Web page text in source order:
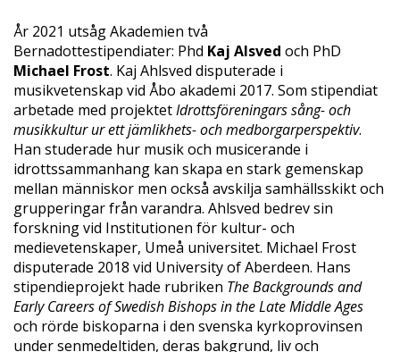
År 2021 utsåg Akademien två
Bernadottestipendiater: Phd Kaj Alsved och PhD
Michael Frost. Kaj Ahlsved disputerade i
musikvetenskap vid Åbo akademi 2017. Som stipendiat
arbetade med projektetIdrottsföreningars sång- och
musikkultur ur ett jämlikhets- och medborgarperspektiv.
Han studerade hur musik och musicerande i
idrottssammanhang kan skapa en stark gemenskap
mellan människor men också avskilja samhällsskikt och
grupperingar från varandra. Ahlsved bedrev sin
forskning vid Institutionen för kultur- och
medievetenskaper, Umeå universitet. Michael Frost
disputerade 2018 vid University of Aberdeen. Hans
stipendieprojekt hade rubriken The Backgrounds and
Early Careers of Swedish Bishops in the Late Middle Ages
och rörde biskoparna i den svenska kyrkoprovinsen
under senmedeltiden, deras bakgrund, liv och